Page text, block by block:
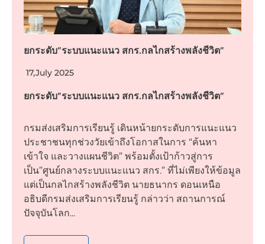
ยกระดับ”ระบบแนะแนว สกร.กลไกสร้างพลังชีวิต”
17,July 2025
ยกระดับ”ระบบแนะแนว สกร.กลไกสร้างพลังชีวิต”
กรมส่งเสริมการเรียนรู้ เดินหน้ายกระดับการแนะแนว
ประชาชนทุกช่วงวัยเข้าถึงโอกาสในการ “ค้นหา
เข้าใจ และวางแผนชีวิต” พร้อมตั้งเป้าก้าวสู่การ
เป็น”ศูนย์กลางระบบแนะแนว สกร.” ที่ไม่เพียงให้ข้อมูล
แต่เป็นกลไกสร้างพลังชีวิต นายธนากร ดอนเหนือ
อธิบดีกรมส่งเสริมการเรียนรู้ กล่าวว่า สถานการณ์
ปัจจุบันโลก...